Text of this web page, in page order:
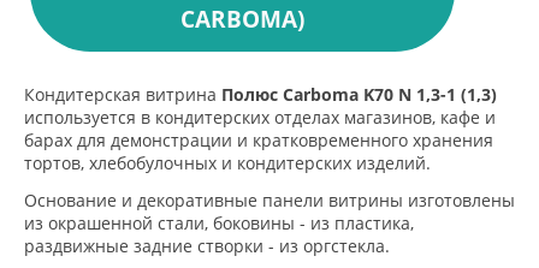
СARBOMA)
Кондитерская витрина Полюс Carboma K70 N 1,3-1 (1,3)
используется в кондитерских отделах магазинов, кафе и
барах для демонстрации и кратковременного хранения
тортов, хлебобулочных и кондитерских изделий.
Основание и декоративные панели витрины изготовлены
из окрашенной стали, боковины - из пластика,
раздвижные задние створки - из оргстекла.